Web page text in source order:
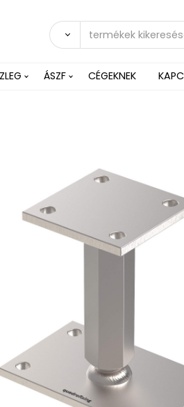
ÁSZF CÉGEKNEK